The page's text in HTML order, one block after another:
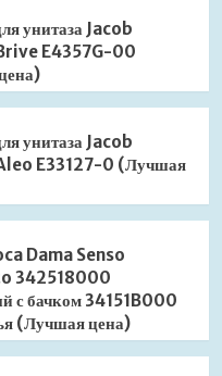
унитаза Jacob
E4357G-00
унитаза Jacob
E33127-0 (Лучшая
Dama Senso
342518000
с бачком 34151B000
(Лучшая цена)